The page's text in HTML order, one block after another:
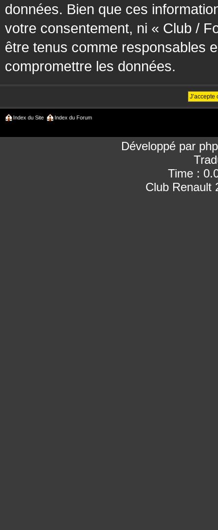
données. Bien que ces
votre consentement, ni « Club /
être tenus comme responsables
compromettre les données.
Index du Site Index du Forum
Développé par
Time :
Club Renault